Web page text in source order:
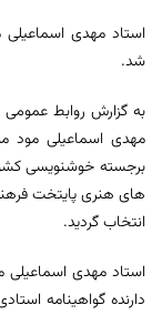
استاد مهدی اسماعیلی
شد.
به گزارش روابط عمومی
مهدی اسماعیلی مود
برجسته خوشنویسی کشور
های هنری پایتخت
انتخاب گردید.